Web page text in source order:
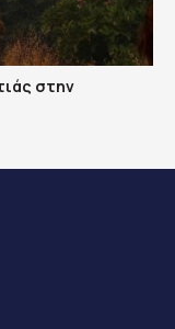
στην